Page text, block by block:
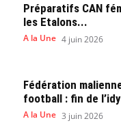
Préparatifs CAN
les Etalons...
A la Une 4 juin 2026
Fédération
football : fin de
A la Une 3 juin 2026